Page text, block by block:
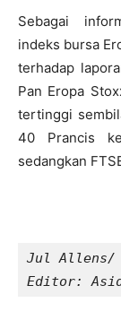
Sebagai
indeks bursa
terhadap
Pan Eropa
tertinggi
40 Prancis
sedangkan
Jul Allens/
Editor: